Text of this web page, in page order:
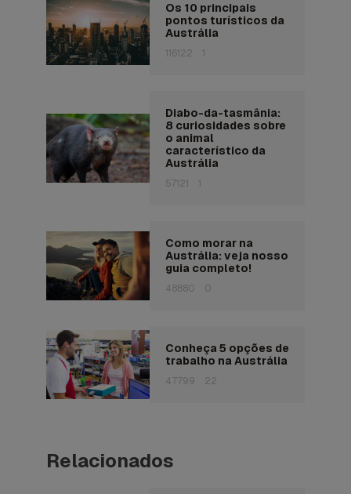
Os 10 principais
pontos turísticos da
Austrália
116122 1
Diabo-da-tasmânia:
8 curiosidades sobre
o animal
característico da
Austrália
57121 1
Como morar na
Austrália: veja nosso
guia completo!
48880 0
Conheça 5 opções de
trabalho na Austrália
47799 22
Relacionados